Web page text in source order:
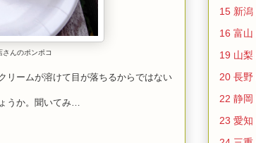
んのポンポコ
リームが溶けて目が落ちるからではない
うか。聞いてみ…
15 新潟
16 富山
19 山梨
20 長野
22 静岡
23 愛知